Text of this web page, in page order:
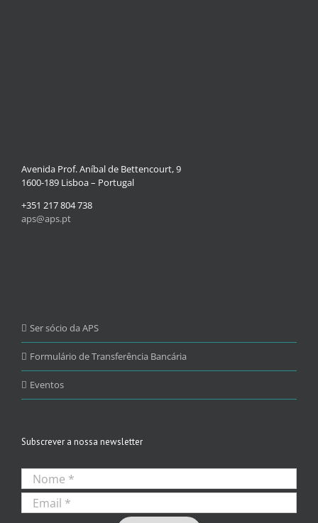
Avenida Prof. Aníbal de Bettencourt, 9
1600-189 Lisboa – Portugal
+351 217 804 738
aps@aps.pt
Ser sócio da APS
Formulário de Transferência Bancária
Eventos
Subscrever a nossa newsletter